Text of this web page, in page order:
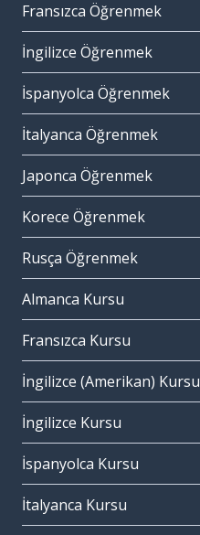
Fransızca Öğrenmek
İngilizce Öğrenmek
İspanyolca Öğrenmek
İtalyanca Öğrenmek
Japonca Öğrenmek
Korece Öğrenmek
Rusça Öğrenmek
Almanca Kursu
Fransızca Kursu
İngilizce (Amerikan) Kursu
İngilizce Kursu
İspanyolca Kursu
İtalyanca Kursu